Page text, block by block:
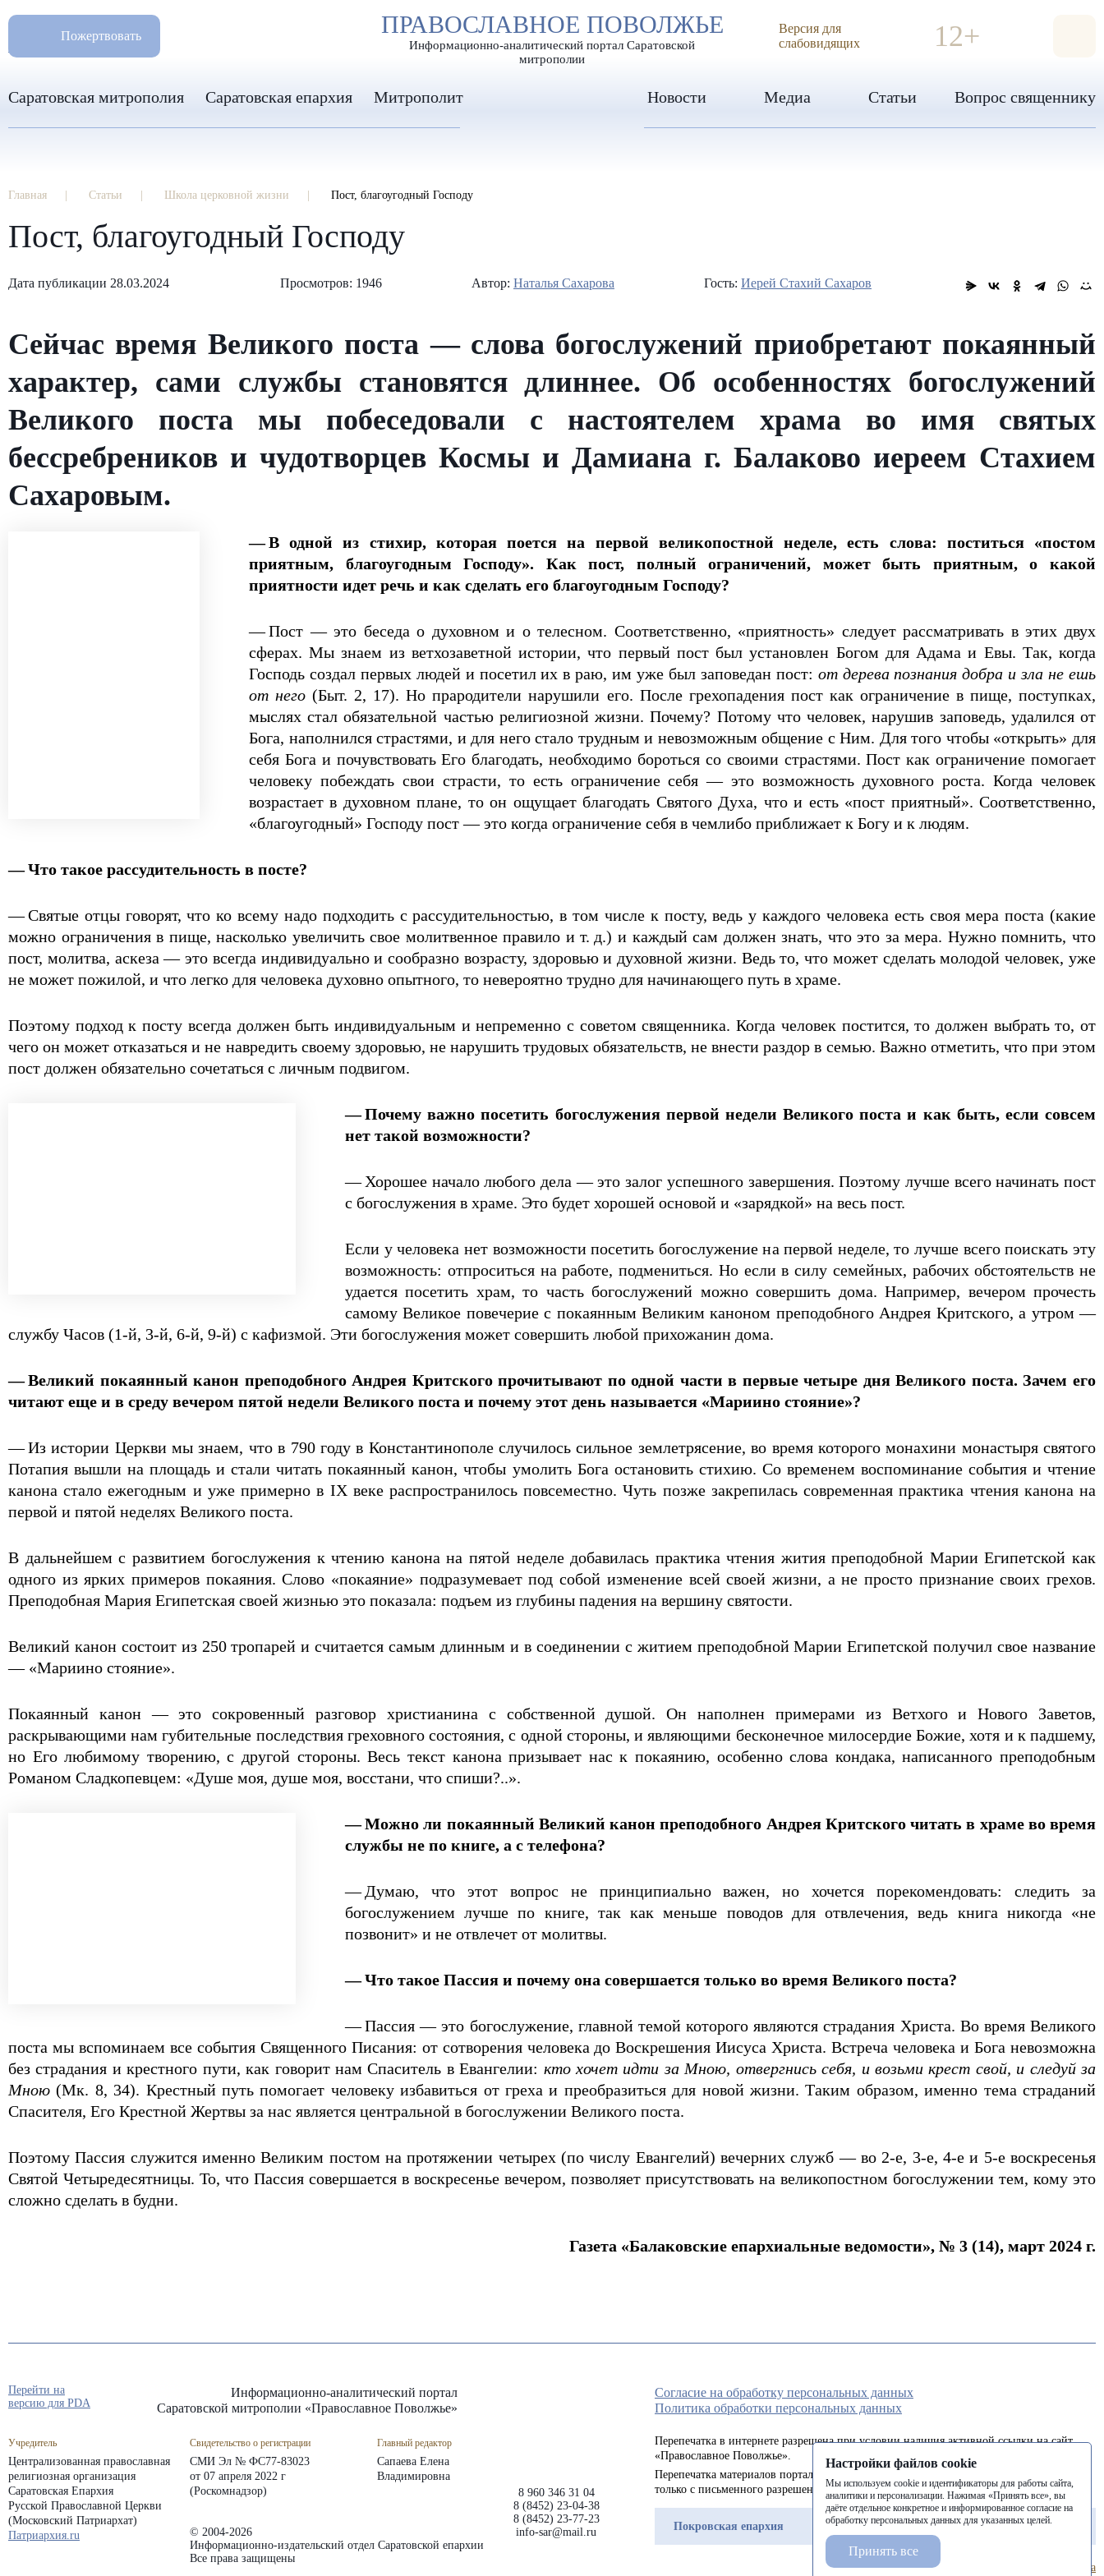
РАЗМЕР ШРИФТА А А А ИЗОБРАЖЕНИЯ
ПРАВОСЛАВНОЕ ПОВОЛЖЬЕ
Информационно-аналитический портал Саратовской
митрополии
Пожертвовать
8 960 346 31 04
info-sar@mail.ru
Версия для
слабовидящих
12+
Саратовская митрополия Саратовская епархия Митрополит Новости Медиа Статьи Вопрос священнику
Главная Статьи Школа церковной жизни Пост, благоугодный Господу
Пост, благоугодный Господу
Дата публикации 28.03.2024 Просмотров: 1946 Автор: Наталья Сахарова Гость: Иерей Стахий Сахаров
Сейчас время Великого поста — слова богослужений приобретают покаянный
характер, сами службы становятся длиннее. Об особенностях богослужений
Великого поста мы побеседовали с настоятелем храма во имя святых
бессребреников и чудотворцев Космы и Дамиана г. Балаково иереем Стахием
Сахаровым.
— В одной из стихир, которая поется на первой великопостной неделе, есть слова: поститься «постом
приятным, благоугодным Господу». Как пост, полный ограничений, может быть приятным, о какой
приятности идет речь и как сделать его благоугодным Господу?
— Пост — это беседа о духовном и о телесном. Соответственно, «приятность» следует рассматривать в этих двух
сферах. Мы знаем из ветхозаветной истории, что первый пост был установлен Богом для Адама и Евы. Так, когда
Господь создал первых людей и посетил их в раю, им уже был заповедан пост: от дерева познания добра и зла не ешь
от него (Быт. 2, 17). Но прародители нарушили его. После грехопадения пост как ограничение в пище, поступках,
мыслях стал обязательной частью религиозной жизни. Почему? Потому что человек, нарушив заповедь, удалился от
Бога, наполнился страстями, и для него стало трудным и невозможным общение с Ним. Для того чтобы «открыть» для
себя Бога и почувствовать Его благодать, необходимо бороться со своими страстями. Пост как ограничение помогает
человеку побеждать свои страсти, то есть ограничение себя — это возможность духовного роста. Когда человек
возрастает в духовном плане, то он ощущает благодать Святого Духа, что и есть «пост приятный». Соответственно,
«благоугодный» Господу пост — это когда ограничение себя в чем­либо приближает к Богу и к людям.
— Что такое рассудительность в посте?
— Святые отцы говорят, что ко всему надо подходить с рассудительностью, в том числе к посту, ведь у каждого человека есть своя мера поста (какие
можно ограничения в пище, насколько увеличить свое молитвенное правило и т. д.) и каждый сам должен знать, что это за мера. Нужно помнить, что
пост, молитва, аскеза — это всегда индивидуально и сообразно возрасту, здоровью и духовной жизни. Ведь то, что может сделать молодой человек, уже
не может пожилой, и что легко для человека духовно опытного, то невероятно трудно для начинающего путь в храме.
Поэтому подход к посту всегда должен быть индивидуальным и непременно с советом священника. Когда человек постится, то должен выбрать то, от
чего он может отказаться и не навредить своему здоровью, не нарушить трудовых обязательств, не внести раздор в семью. Важно отметить, что при этом
пост должен обязательно сочетаться с личным подвигом.
— Почему важно посетить богослужения первой недели Великого поста и как быть, если совсем
нет такой возможности?
— Хорошее начало любого дела — это залог успешного завершения. Поэтому лучше всего начинать пост
с богослужения в храме. Это будет хорошей основой и «зарядкой» на весь пост.
Если у человека нет возможности посетить богослужение на первой неделе, то лучше всего поискать эту
возможность: отпроситься на работе, подмениться. Но если в силу семейных, рабочих обстоятельств не
удается посетить храм, то часть богослужений можно совершить дома. Например, вечером прочесть
самому Великое повечерие с покаянным Великим каноном преподобного Андрея Критского, а утром —
службу Часов (1-й, 3-й, 6-й, 9-й) с кафизмой. Эти богослужения может совершить любой прихожанин дома.
— Великий покаянный канон преподобного Андрея Критского прочитывают по одной части в первые четыре дня Великого поста. Зачем его
читают еще и в среду вечером пятой недели Великого поста и почему этот день называется «Мариино стояние»?
— Из истории Церкви мы знаем, что в 790 году в Константинополе случилось сильное землетрясение, во время которого монахини монастыря святого
Потапия вышли на площадь и стали читать покаянный канон, чтобы умолить Бога остановить стихию. Со временем воспоминание события и чтение
канона стало ежегодным и уже примерно в IX веке распространилось повсеместно. Чуть позже закрепилась современная практика чтения канона на
первой и пятой неделях Великого поста.
В дальнейшем с развитием богослужения к чтению канона на пятой неделе добавилась практика чтения жития преподобной Марии Египетской как
одного из ярких примеров покаяния. Слово «покаяние» подразумевает под собой изменение всей своей жизни, а не просто признание своих грехов.
Преподобная Мария Египетская своей жизнью это показала: подъем из глубины падения на вершину святости.
Великий канон состоит из 250 тропарей и считается самым длинным и в соединении с житием преподобной Марии Египетской получил свое название
— «Мариино стояние».
Покаянный канон — это сокровенный разговор христианина с собственной душой. Он наполнен примерами из Ветхого и Нового Заветов,
раскрывающими нам губительные последствия греховного состояния, с одной стороны, и являющими бесконечное милосердие Божие, хотя и к падшему,
но Его любимому творению, с другой стороны. Весь текст канона призывает нас к покаянию, особенно слова кондака, написанного преподобным
Романом Сладкопевцем: «Душе моя, душе моя, восстани, что спиши?..».
— Можно ли покаянный Великий канон преподобного Андрея Критского читать в храме во время
службы не по книге, а с телефона?
— Думаю, что этот вопрос не принципиально важен, но хочется порекомендовать: следить за
богослужением лучше по книге, так как меньше поводов для отвлечения, ведь книга никогда «не
позвонит» и не отвлечет от молитвы.
— Что такое Пассия и почему она совершается только во время Великого поста?
— Пассия — это богослужение, главной темой которого являются страдания Хрис­та. Во время Великого
поста мы вспоминаем все события Священного Писания: от сотворения человека до Воскрешения Иисуса Христа. Встреча человека и Бога невозможна
без страдания и крестного пути, как говорит нам Спаситель в Евангелии: кто хочет идти за Мною, отвергнись себя, и возьми крест свой, и следуй за
Мною (Мк. 8, 34). Крестный путь помогает человеку избавиться от греха и преобразиться для новой жизни. Таким образом, именно тема страданий
Спасителя, Его Крестной Жертвы за нас является центральной в богослужении Великого поста.
Поэтому Пассия служится именно Великим постом на протяжении четырех (по числу Евангелий) вечерних служб — во 2-е, 3-е, 4-е и 5-е воскресенья
Святой Четыредесятницы. То, что Пассия совершается в воскресенье вечером, позволяет присутствовать на великопостном богослужении тем, кому это
сложно сделать в будни.
Газета «Балаковские епархиальные ведомости», № 3 (14), март 2024 г.
8 960 346 31 04
8 (8452) 23-04-38
8 (8452) 23-77-23
info-sar@mail.ru
Информационно-аналитический портал
Саратовской митрополии «Православное Поволжье»
Учредитель
Централизованная православная
религиозная организация
Саратовская Епархия
Русской Православной Церкви
(Московский Патриархат)
Патриархия.ru
Свидетельство о регистрации
СМИ Эл № ФС77-83023
от 07 апреля 2022 г
(Роскомнадзор)
Главный редактор
Сапаева Елена
Владимировна
© 2004-2026
Информационно-издательский отдел Саратовской епархии
Все права защищены
Согласие на обработку персональных данных
Политика обработки персональных данных
Перепечатка в интернете разрешена при условии наличия активной ссылки на сайт
«Православное Поволжье».
Перепечатка материалов портала в печатных изданиях (книгах, прессе) возможна
только с письменного разрешения редакции.
Покровская епархия Балашовская епархия Балаковская епархия
Перейти на
версию для PDA
Разработка сайта
Настройки файлов cookie
Мы используем cookie и идентификаторы для работы сайта,
аналитики и персонализации. Нажимая «Принять все», вы
даёте отдельное конкретное и информированное согласие на
обработку персональных данных для указанных целей.
Принять все